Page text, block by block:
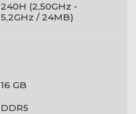
240H (2,50GHz -
5,2GHz / 24MB)
16 GB
DDR5